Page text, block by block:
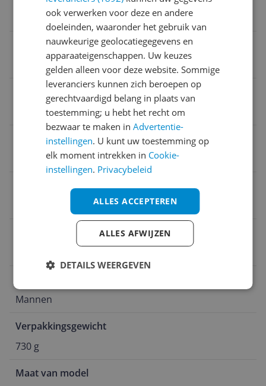
Straight Fit
Kleding artikelnummer
GROVER MA972 000 8860C3
Fit mannen
Straight Fit
Mannen
Verpakkingsgewicht
730 g
Maat van model
ook verwerken voor deze en andere
doeleinden, waaronder het gebruik van
nauwkeurige geolocatiegegevens en
apparaateigenschappen. Uw keuzes
gelden alleen voor deze website. Sommige
leveranciers kunnen zich beroepen op
gerechtvaardigd belang in plaats van
toestemming; u hebt het recht om
bezwaar te maken inAdvertentie-
instellingen. U kunt uw toestemming op
elk moment intrekken in Cookie-
instellingen. Privacybeleid
ALLES ACCEPTEREN
ALLES AFWIJZEN
DETAILS WEERGEVEN